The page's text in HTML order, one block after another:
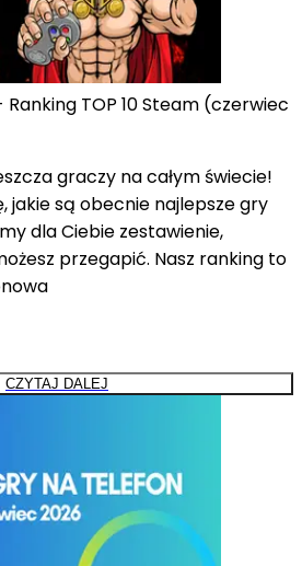
TOP 10 Steam (czerwiec
graczy na całym świecie!
jakie są obecnie najlepsze gry
dla Ciebie zestawienie,
przegapić. Nasz ranking to
CZYTAJ DALEJ